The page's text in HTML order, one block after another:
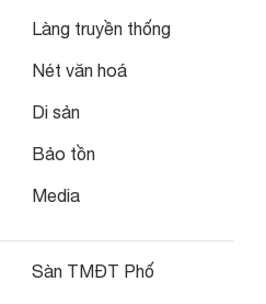
Làng truyền thống
Nét văn hoá
Di sản
Bảo tồn
Media
Sàn TMĐT Phố